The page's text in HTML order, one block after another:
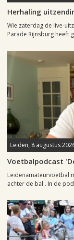
Herhaling
Wie zaterdag de live-
Parade Rijnsburg heeft
Leiden, 8 augustus
Voetbalpodcast
Leidenamateurvoetbal
achter de bal'. In de